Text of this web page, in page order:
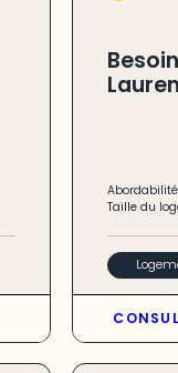
Abordabilité
Taille du